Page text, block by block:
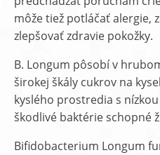
môže tiež potláčať alergie,
zlepšovať zdravie pokožky.
B. Longum pôsobí v
širokej škály cukrov na
kyslého prostredia s
škodlivé baktérie schopné
Bifidobacterium Longum